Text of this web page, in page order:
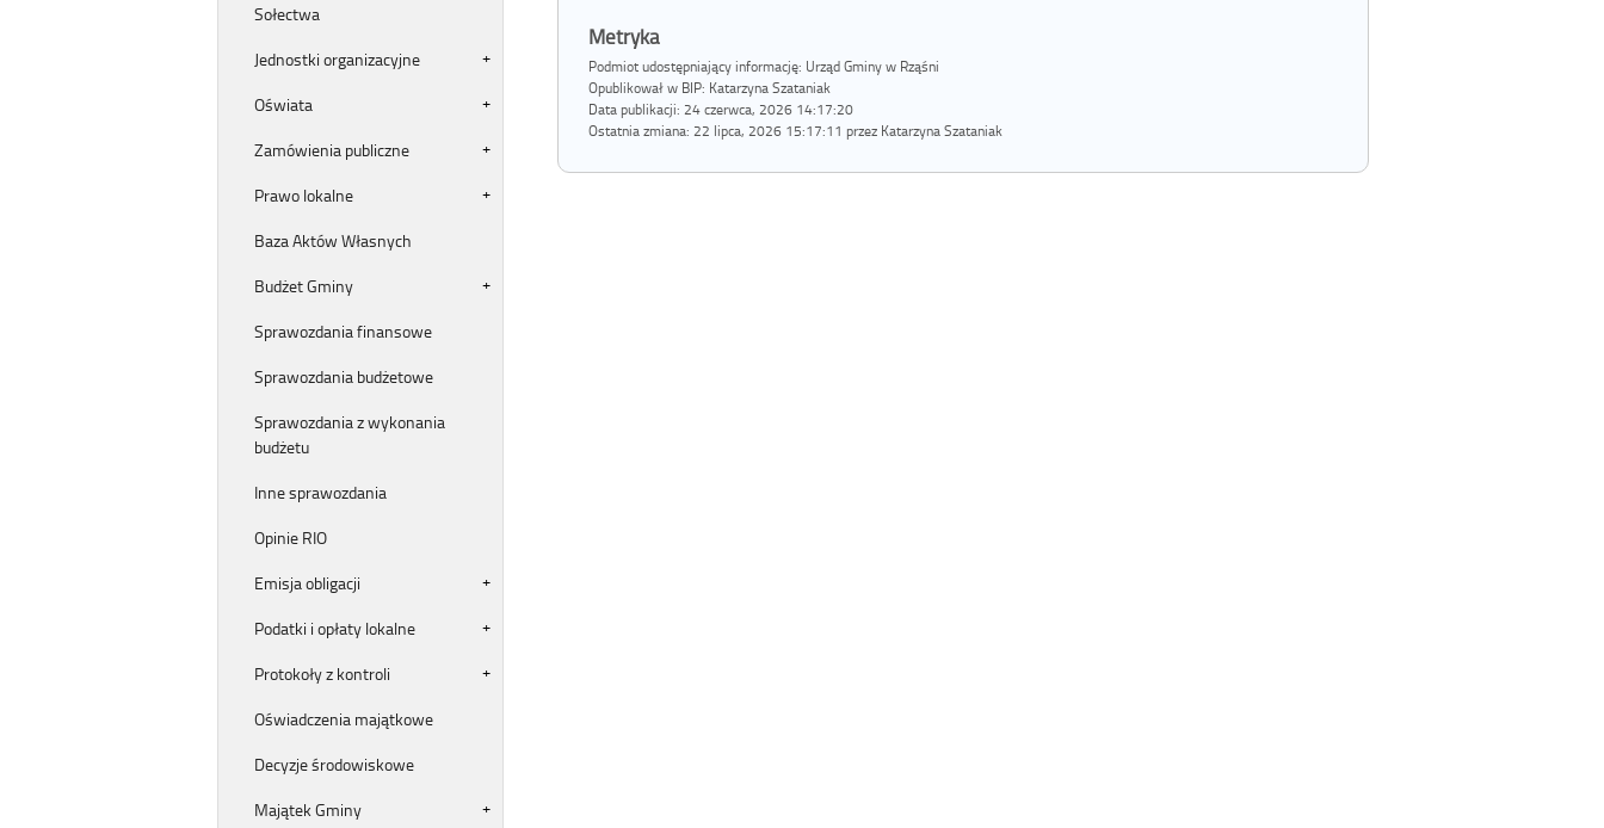
Sołectwa
Jednostki organizacyjne
Oświata
Zamówienia publiczne
Prawo lokalne
Baza Aktów Własnych
Budżet Gminy
Sprawozdania finansowe
Sprawozdania budżetowe
Sprawozdania z wykonania
budżetu
Inne sprawozdania
Opinie RIO
Emisja obligacji
Podatki i opłaty lokalne
Protokoły z kontroli
Oświadczenia majątkowe
Decyzje środowiskowe
Majątek Gminy
Metryka
Podmiot udostępniający informację: Urząd Gminy w Rząśni
Opublikował w BIP: Katarzyna Szataniak
Data publikacji: 24 czerwca, 2026 14:17:20
Ostatnia zmiana: 22 lipca, 2026 15:17:11 przez Katarzyna Szataniak